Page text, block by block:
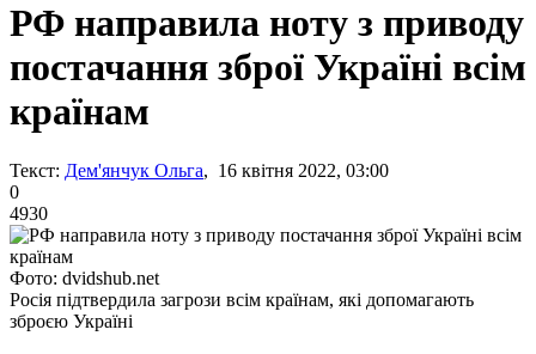
РФ направила ноту з приводу
постачання зброї Україні всім
країнам
Текст: Дем'янчук Ольга, 16 квітня 2022, 03:00
0
4930
Фото: dvidshub.net
Росія підтвердила загрози всім країнам, які допомагають
зброєю Україні